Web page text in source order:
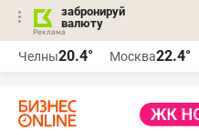
забронируй
валюту
Челны20.4° Москва22.4°